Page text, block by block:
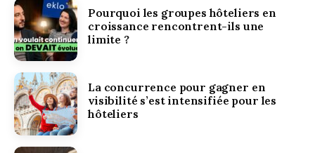
Pourquoi les groupes hôteliers en
croissance rencontrent-ils une
limite ?
La concurrence pour gagner en
visibilité s’est intensifiée pour les
hôteliers